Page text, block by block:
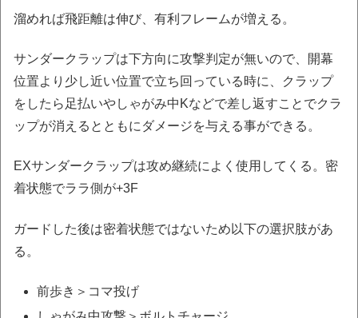
溜めれば飛距離は伸び、有利フレームが増える。
サンダークラップは下方向に攻撃判定が無いので、開幕
位置より少し近い位置で立ち回っている時に、クラップ
をしたら足払いやしゃがみ中Kなどで差し返すことでクラ
ップが消えるとともにダメージを与える事ができる。
EXサンダークラップは攻め継続によく使用してくる。密
着状態でララ側が+3F
ガードした後は密着状態ではないため以下の選択肢があ
る。
前歩き＞コマ投げ